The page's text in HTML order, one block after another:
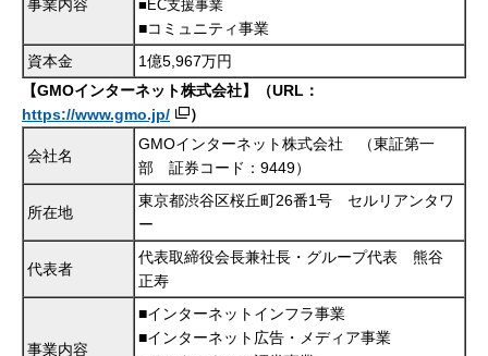
事業内容
■EC支援事業
■コミュニティ事業
資本金
1億5,967万円
【GMOインターネット株式会社】（URL：
https://www.gmo.jp/
）
会社名
GMOインターネット株式会社 （東証第一
部 証券コード：9449）
所在地
東京都渋谷区桜丘町26番1号 セルリアンタワ
ー
代表者
代表取締役会長兼社長・グループ代表 熊谷
正寿
事業内容
■インターネットインフラ事業
■インターネット広告・メディア事業